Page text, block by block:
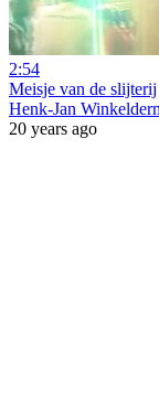
2:54
Meisje van de slijterij
Henk-Jan
20 years ago